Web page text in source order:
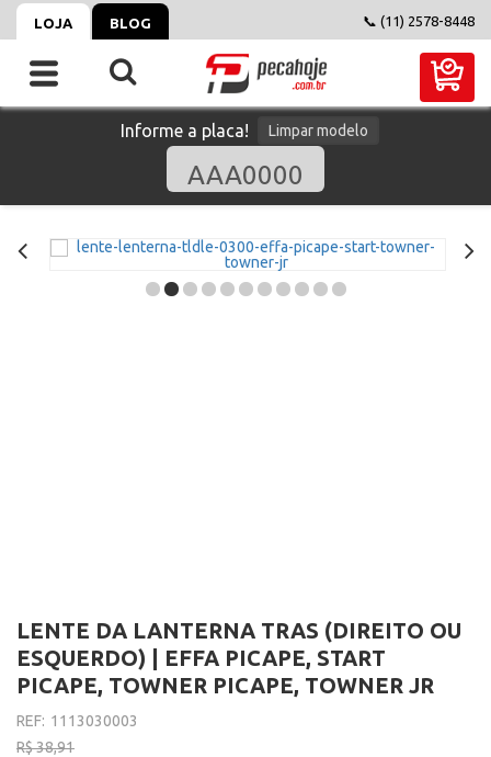
LOJA BLOG 📞 (11) 2578-8448
Informe a placa! Limpar modelo
LENTE DA LANTERNA TRAS (DIREITO OU
ESQUERDO) | EFFA PICAPE, START
PICAPE, TOWNER PICAPE, TOWNER JR
REF: 1113030003
R$ 38,91